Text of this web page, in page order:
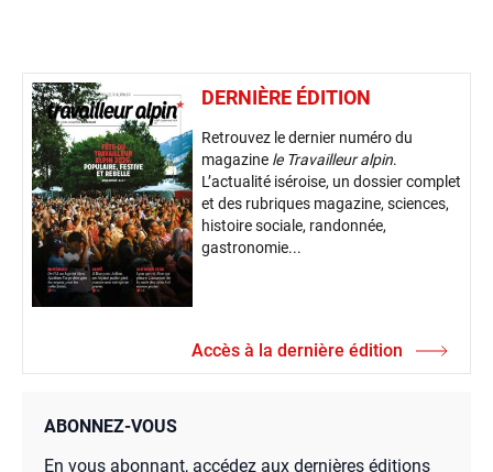
DERNIÈRE ÉDITION
Retrouvez le dernier numéro du
magazine le Travailleur alpin.
L’actualité iséroise, un dossier complet
et des rubriques magazine, sciences,
histoire sociale, randonnée,
gastronomie...
Accès à la dernière édition
ABONNEZ-VOUS
En vous abonnant, accédez aux dernières éditions